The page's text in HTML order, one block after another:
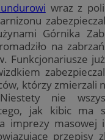
wraz z
Górnika
na
Funkcjonariusze
którzy zmierzali
nie
jak kibic ma
imprezy masowej
przepisy